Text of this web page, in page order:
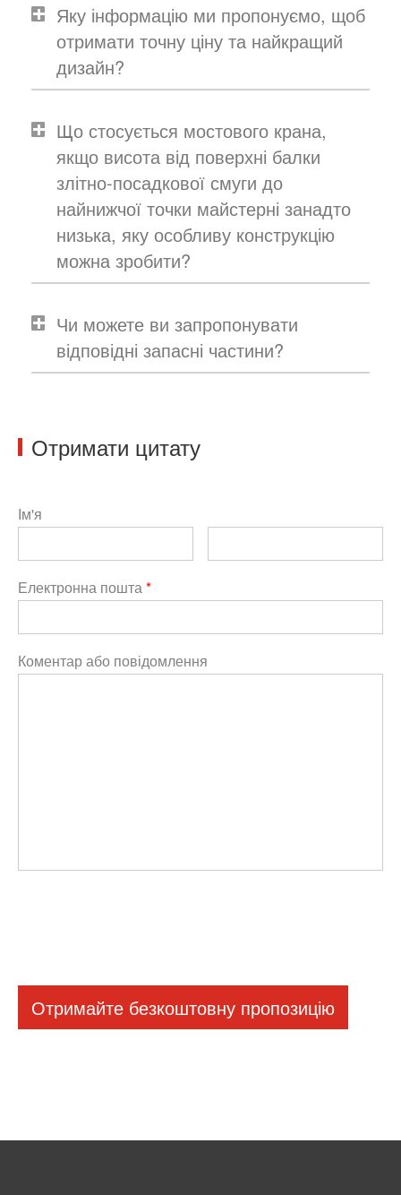
Яку інформацію ми пропонуємо, щоб
отримати точну ціну та найкращий
дизайн?
Що стосується мостового крана,
якщо висота від поверхні балки
злітно-посадкової смуги до
найнижчої точки майстерні занадто
низька, яку особливу конструкцію
можна зробити?
Чи можете ви запропонувати
відповідні запасні частини?
Отримати цитату
Ім'я
Електронна пошта*
Коментар або повідомлення
Отримайте безкоштовну пропозицію